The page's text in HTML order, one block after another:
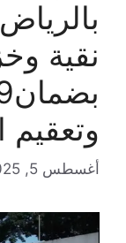
نقية
وتعقيم
أغسطس 5, 2025